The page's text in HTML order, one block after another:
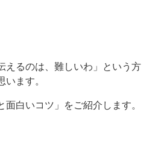
えるのは、難しいわ」という方
います。
面白いコツ」をご紹介します。